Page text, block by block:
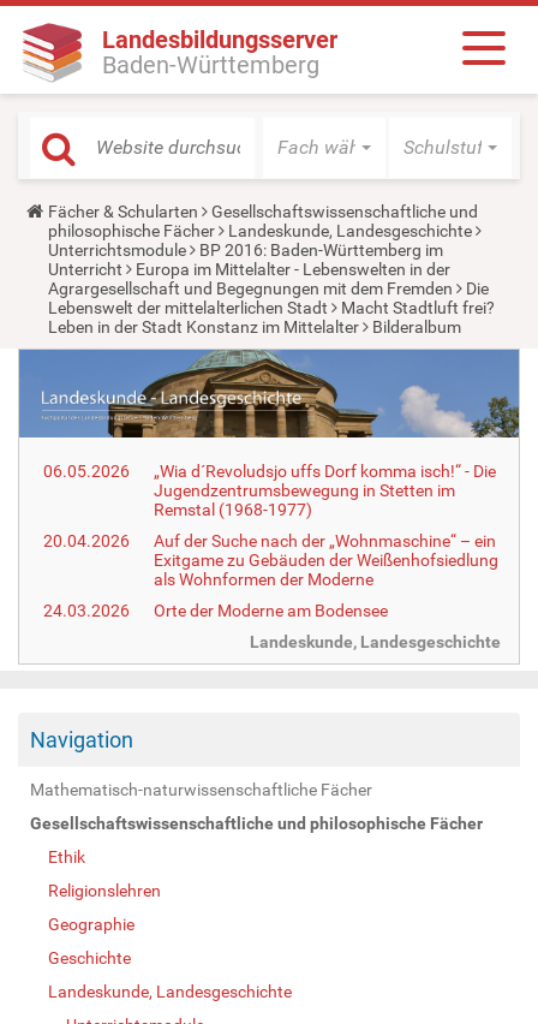
Landesbildungsserver
Baden-Württemberg
Fach wählen Schulstufe
Y
o
u
a
r
e
h
e
:
Fächer & Schularten
Gesellschaftswissenschaftliche und
philosophische Fächer
Landeskunde, Landesgeschichte
Unterrichtsmodule
BP 2016: Baden-Württemberg im
Unterricht
Europa im Mittelalter - Lebenswelten in der
Agrargesellschaft und Begegnungen mit dem Fremden
Die
Lebenswelt der mittelalterlichen Stadt
Macht Stadtluft frei?
Leben in der Stadt Konstanz im Mittelalter
Bilderalbum
06.05.2026
„Wia d´Revoludsjo uffs Dorf komma isch!“ - Die
Jugendzentrumsbewegung in Stetten im
Remstal (1968-1977)
20.04.2026
Auf der Suche nach der „Wohnmaschine“ – ein
Exitgame zu Gebäuden der Weißenhofsiedlung
als Wohnformen der Moderne
24.03.2026
Orte der Moderne am Bodensee
Landeskunde, Landesgeschichte
Navigation
Mathematisch-naturwissenschaftliche Fächer
Gesellschaftswissenschaftliche und philosophische Fächer
Ethik
Religionslehren
Geographie
Geschichte
Landeskunde, Landesgeschichte